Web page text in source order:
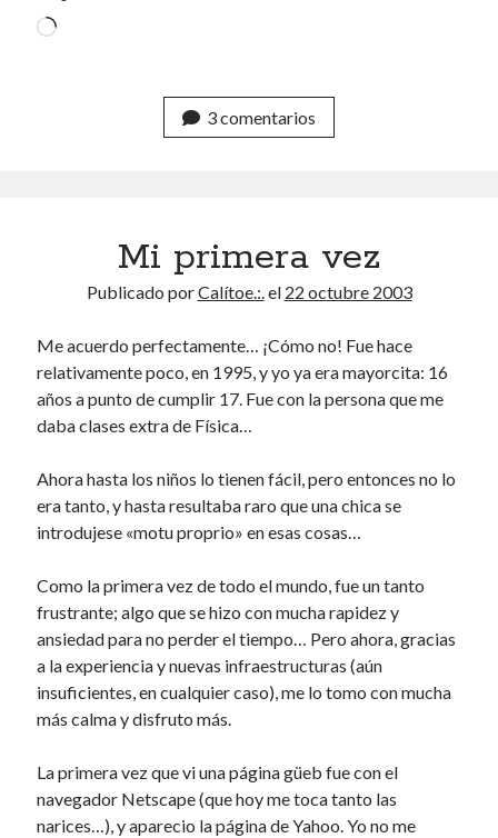
Cargando...
3 comentarios
Mi primera vez
Publicado porCalítoe.:.el 22 octubre 2003
Me acuerdo perfectamente… ¡Cómo no! Fue hace
relativamente poco, en 1995, y yo ya era mayorcita: 16
años a punto de cumplir 17. Fue con la persona que me
daba clases extra de Física…
Ahora hasta los niños lo tienen fácil, pero entonces no lo
era tanto, y hasta resultaba raro que una chica se
introdujese «motu proprio» en esas cosas…
Como la primera vez de todo el mundo, fue un tanto
frustrante; algo que se hizo con mucha rapidez y
ansiedad para no perder el tiempo… Pero ahora, gracias
a la experiencia y nuevas infraestructuras (aún
insuficientes, en cualquier caso), me lo tomo con mucha
más calma y disfruto más.
La primera vez que vi una página güeb fue con el
navegador Netscape (que hoy me toca tanto las
narices…), y aparecio la página de Yahoo. Yo no me